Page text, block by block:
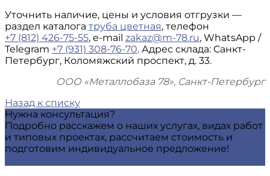
Уточнить наличие, цены и условия отгрузки —
раздел каталога труба цветная, телефон
+7 (812) 426-75-55, e-mail zakaz@m-78.ru, WhatsApp /
Telegram +7 (931) 308-76-70. Адрес склада: Санкт-
Петербург, Коломяжский проспект, д. 33.
ООО «Металлобаза 78», Санкт-Петербург
Назад к списку
Нужна консультация?
Подробно расскажем о наших услугах, видах работ
и типовых проектах, рассчитаем стоимость и
подготовим индивидуальное предложение!